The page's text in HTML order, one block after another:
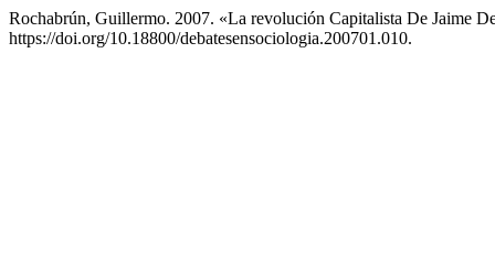
Rochabrún, Guillermo. 2007. «La revolución Capitalista De Jaime
https://doi.org/10.18800/debatesensociologia.200701.010.